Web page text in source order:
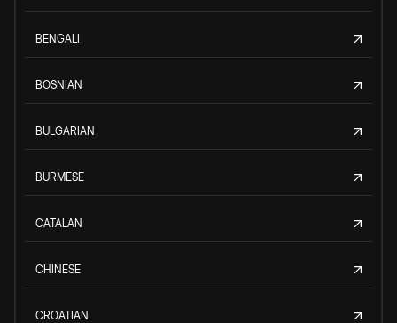
BENGALI
BOSNIAN
BULGARIAN
BURMESE
CATALAN
CHINESE
CROATIAN